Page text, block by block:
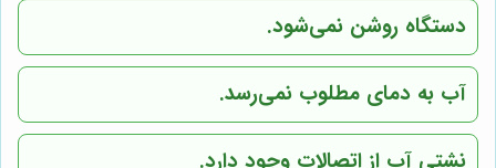
دستگاه روشن نمی‌شود.
آب به دمای مطلوب نمی‌رسد.